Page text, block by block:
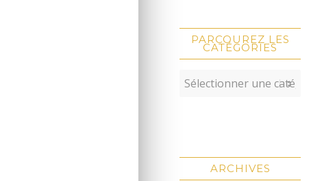
PARCOUREZ LES
CATÉGORIES
ARCHIVES